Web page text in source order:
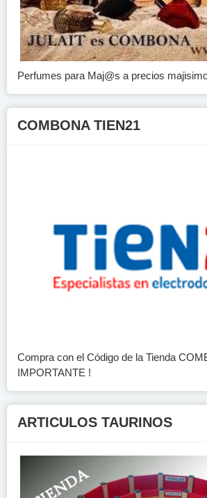
Perfumes para Maj@s a precios
COMBONA TIEN21
Compra con el Código de la Tienda
IMPORTANTE !
ARTICULOS TAURINOS